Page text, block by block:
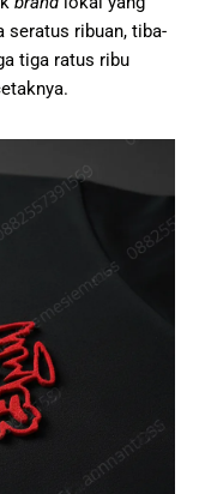
seratus ribuan, tiba-
tiga ratus ribu